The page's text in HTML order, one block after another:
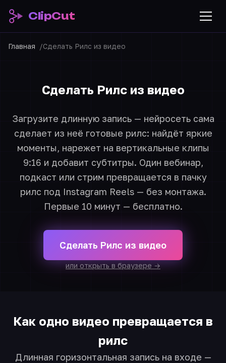
ClipCut
Главная Сделать Рилс из видео
Сделать Рилс из видео
Загрузите длинную запись — нейросеть сама
сделает из неё готовые рилс: найдёт яркие
моменты, нарежет на вертикальные клипы
9:16 и добавит субтитры. Один вебинар,
подкаст или стрим превращается в пачку
рилс под Instagram Reels — без монтажа.
Первые 10 минут — бесплатно.
Сделать Рилс из видео
или открыть в браузере →
Как одно видео превращается в
рилс
Длинная горизонтальная запись на входе —